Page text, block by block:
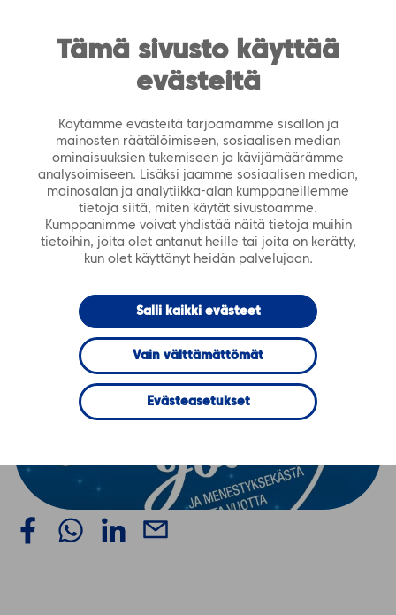
Tämä sivusto käyttää
evästeitä
Käytämme evästeitä tarjoamamme sisällön ja
mainosten räätälöimiseen, sosiaalisen median
ominaisuuksien tukemiseen ja kävijämäärämme
analysoimiseen. Lisäksi jaamme sosiaalisen median,
mainosalan ja analytiikka-alan kumppaneillemme
tietoja siitä, miten käytät sivustoamme.
Kumppanimme voivat yhdistää näitä tietoja muihin
tietoihin, joita olet antanut heille tai joita on kerätty,
kun olet käyttänyt heidän palvelujaan.
Salli kaikki evästeet
Vain välttämättömät
Evästeasetukset
https://tiera.fi/name FI SV
joulutervehdys 2017
TIEDOTTEET 13.12.2017
Tieran
joulutervehdys
2017